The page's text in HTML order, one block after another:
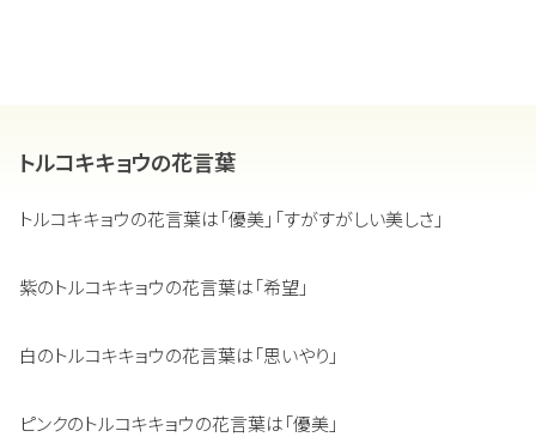
トルコキキョウの花言葉
トルコキキョウの花言葉は「優美」「すがすがしい美しさ」
紫のトルコキキョウの花言葉は「希望」
白のトルコキキョウの花言葉は「思いやり」
ピンクのトルコキキョウの花言葉は「優美」